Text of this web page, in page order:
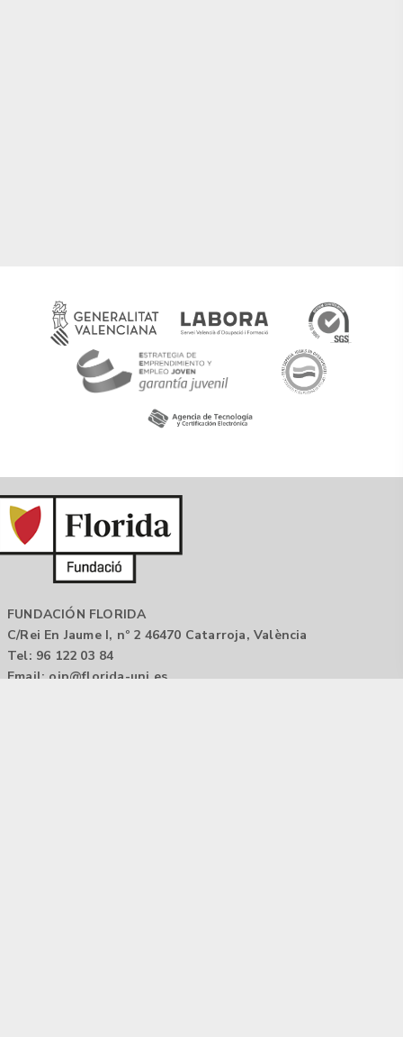
FUNDACIÓN FLORIDA
C/Rei En Jaume I, nº 2 46470 Catarroja, València
Tel: 96 122 03 84
Email: oip@florida-uni.es